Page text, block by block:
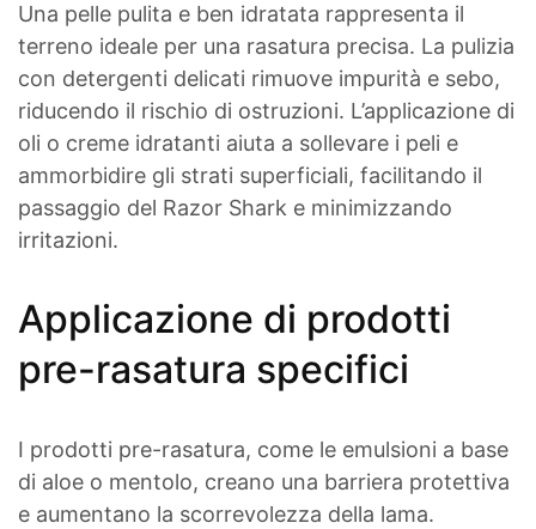
Una pelle pulita e ben idratata rappresenta il
terreno ideale per una rasatura precisa. La pulizia
con detergenti delicati rimuove impurità e sebo,
riducendo il rischio di ostruzioni. L’applicazione di
oli o creme idratanti aiuta a sollevare i peli e
ammorbidire gli strati superficiali, facilitando il
passaggio del Razor Shark e minimizzando
irritazioni.
Applicazione di prodotti
pre-rasatura specifici
I prodotti pre-rasatura, come le emulsioni a base
di aloe o mentolo, creano una barriera protettiva
e aumentano la scorrevolezza della lama.